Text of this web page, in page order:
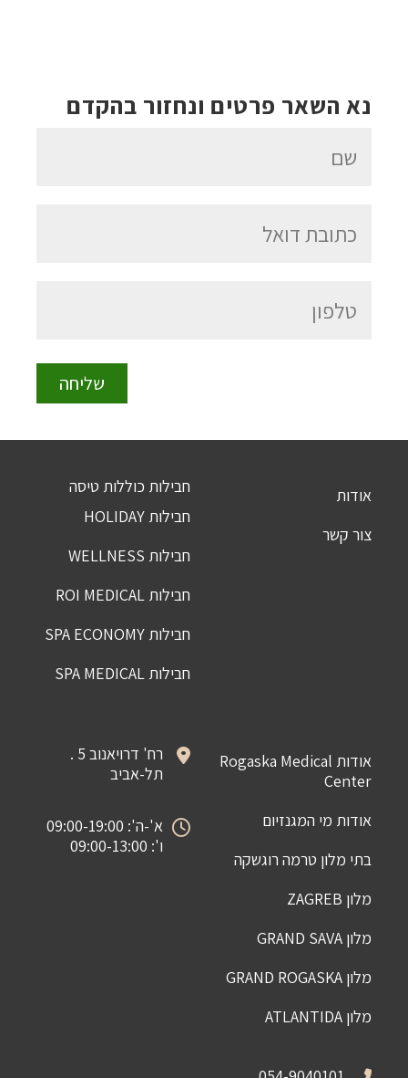
נא השאר פרטים ונחזור בהקדם
רח' דרויאנוב 5 .
תל-אביב
א'-ה': 09:00-19:00
ו': 09:00-13:00
אודות Rogaska Medical
Center
אודות מי המגנזיום
בתי מלון טרמה רוגשקה
מלון ZAGREB
מלון GRAND SAVA
מלון GRAND ROGASKA
מלון ATLANTIDA
חבילות כוללות טיסה
חבילות HOLIDAY
חבילות WELLNESS
חבילות ROI MEDICAL
חבילות SPA ECONOMY
חבילות SPA MEDICAL
אודות
צור קשר